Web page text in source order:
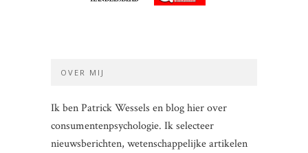
OVER MIJ
Ik ben Patrick Wessels en blog hier over
consumentenpsychologie. Ik selecteer
nieuwsberichten, wetenschappelijke artikelen